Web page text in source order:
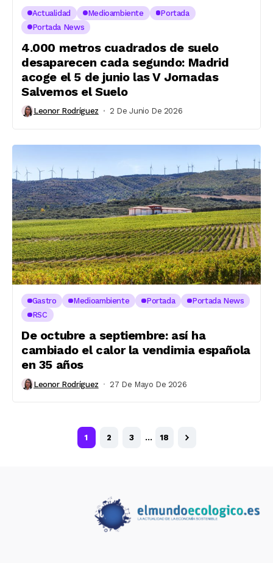
Actualidad Medioambiente
Portada
Portada News
4.000 metros cuadrados de suelo
desaparecen cada segundo: Madrid
acoge el 5 de junio las V Jornadas
Salvemos el Suelo
Leonor Rodríguez 2 De Junio De 2026
Gastro Medioambiente Portada
Portada News
RSC
De octubre a septiembre: así ha
cambiado el calor la vendimia española
en 35 años
Leonor Rodríguez 27 De Mayo De 2026
1 2 3 … 18